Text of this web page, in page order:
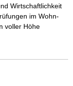
Wirtschaftlichkeit
im Wohn-
voller Höhe